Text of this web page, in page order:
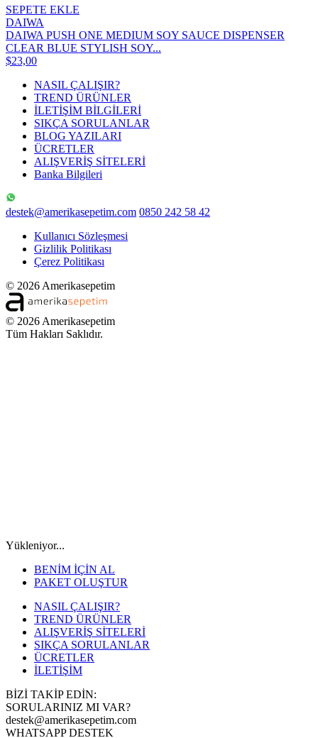
SEPETE EKLE
DAIWA
DAIWA PUSH ONE MEDIUM SOY SAUCE DISPENSER
CLEAR BLUE STYLISH SOY...
$23,00
NASIL ÇALIŞIR?
TREND ÜRÜNLER
İLETİŞİM BİLGİLERİ
SIKÇA SORULANLAR
BLOG YAZILARI
ÜCRETLER
ALIŞVERİŞ SİTELERİ
Banka Bilgileri
destek@amerikasepetim.com 0850 242 58 42
Kullanıcı Sözleşmesi
Gizlilik Politikası
Çerez Politikası
© 2026 Amerikasepetim
© 2026 Amerikasepetim
Tüm Hakları Saklıdır.
Yükleniyor...
BENİM İÇİN AL
PAKET OLUŞTUR
NASIL ÇALIŞIR?
TREND ÜRÜNLER
ALIŞVERİŞ SİTELERİ
SIKÇA SORULANLAR
ÜCRETLER
İLETİŞİM
BİZİ TAKİP EDİN:
SORULARINIZ MI VAR?
destek@amerikasepetim.com
WHATSAPP DESTEK